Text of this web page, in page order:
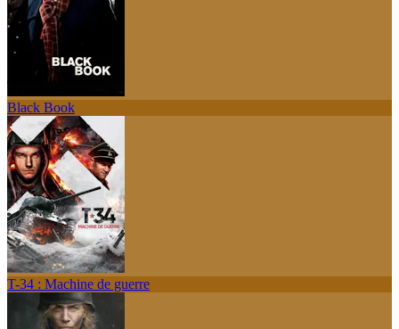
Black Book
T-34 : Machine de guerre